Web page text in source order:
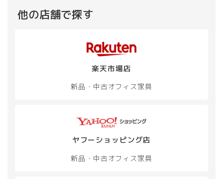
他の店舗で探す
楽天市場店
新品・中古オフィス家具
ヤフーショッピング店
新品・中古オフィス家具